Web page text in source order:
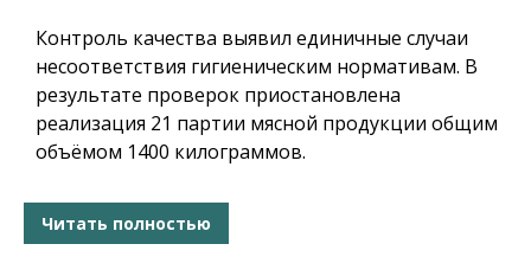
Контроль качества выявил единичные случаи
несоответствия гигиеническим нормативам. В
результате проверок приостановлена
реализация 21 партии мясной продукции общим
объёмом 1400 килограммов.
Читать полностью